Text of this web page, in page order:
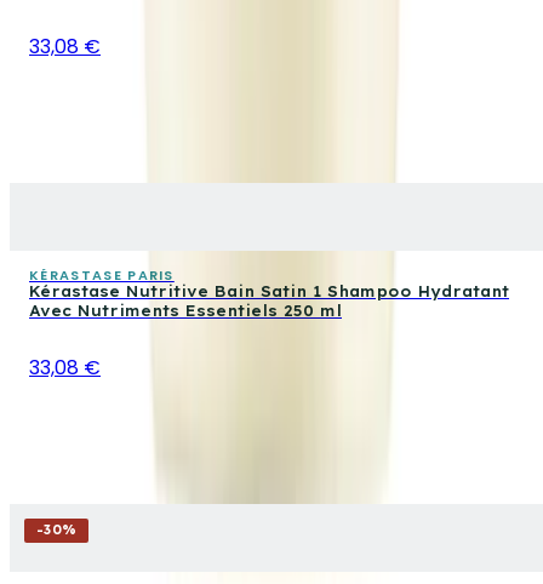
33,08 €
KÉRASTASE PARIS
Kérastase Nutritive Bain Satin 1 Shampoo Hydratant
Avec Nutriments Essentiels 250 ml
33,08 €
-30%